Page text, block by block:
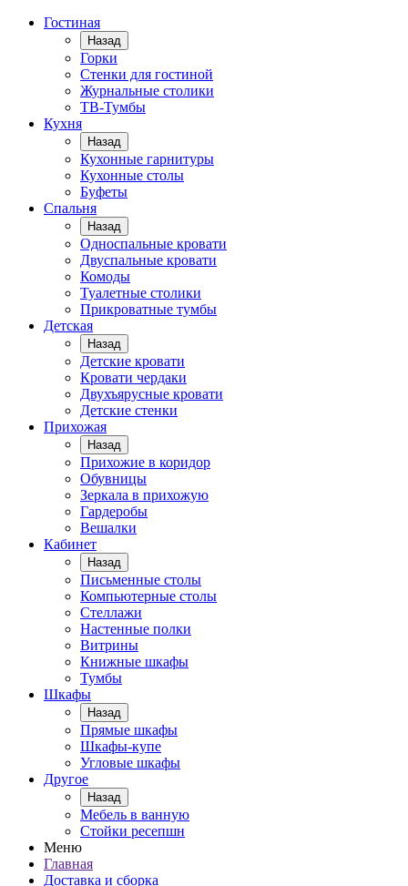
Гостиная
Назад
Горки
Стенки для гостиной
Журнальные столики
TВ-Тумбы
Кухня
Назад
Кухонные гарнитуры
Кухонные столы
Буфеты
Спальня
Назад
Односпальные кровати
Двуспальные кровати
Комоды
Туалетные столики
Прикроватные тумбы
Детская
Назад
Детские кровати
Кровати чердаки
Двухъярусные кровати
Детские стенки
Прихожая
Назад
Прихожие в коридор
Обувницы
Зеркала в прихожую
Гардеробы
Вешалки
Кабинет
Назад
Письменные столы
Компьютерные столы
Стеллажи
Настенные полки
Витрины
Книжные шкафы
Тумбы
Шкафы
Назад
Прямые шкафы
Шкафы-купе
Угловые шкафы
Другое
Назад
Мебель в ванную
Стойки ресепшн
Меню
Главная
Доставка и сборка